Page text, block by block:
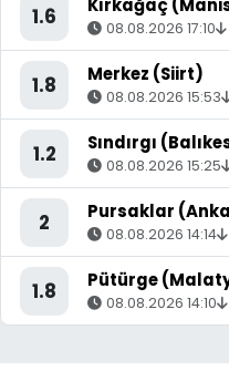
1.6 Kırkağaç
08.08.2026 17:10
1.8 Merkez (Siirt)
08.08.2026 15:53
1.2 Sındırgı
08.08.2026 15:25
2 Pursaklar
08.08.2026 14:14
1.8 Pütürge
08.08.2026 14:10